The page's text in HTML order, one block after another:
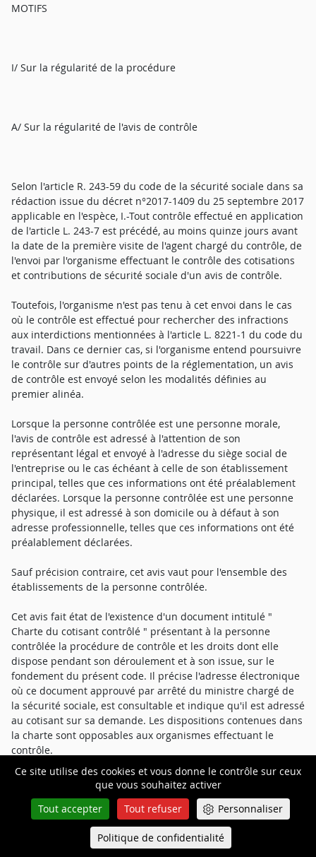
Ce site utilise des cookies et vous donne le contrôle sur ceux
que vous souhaitez activer
Tout accepter
Tout refuser Personnaliser
Politique de confidentialité
MOTIFS
I/ Sur la régularité de la procédure
A/ Sur la régularité de l'avis de contrôle
Selon l'article R. 243-59 du code de la sécurité sociale dans sa
rédaction issue du décret n°2017-1409 du 25 septembre 2017
applicable en l'espèce, I.-Tout contrôle effectué en application
de l'article L. 243-7 est précédé, au moins quinze jours avant
la date de la première visite de l'agent chargé du contrôle, de
l'envoi par l'organisme effectuant le contrôle des cotisations
et contributions de sécurité sociale d'un avis de contrôle.
Toutefois, l'organisme n'est pas tenu à cet envoi dans le cas
où le contrôle est effectué pour rechercher des infractions
aux interdictions mentionnées à l'article L. 8221-1 du code du
travail. Dans ce dernier cas, si l'organisme entend poursuivre
le contrôle sur d'autres points de la réglementation, un avis
de contrôle est envoyé selon les modalités définies au
premier alinéa.
Lorsque la personne contrôlée est une personne morale,
l'avis de contrôle est adressé à l'attention de son
représentant légal et envoyé à l'adresse du siège social de
l'entreprise ou le cas échéant à celle de son établissement
principal, telles que ces informations ont été préalablement
déclarées. Lorsque la personne contrôlée est une personne
physique, il est adressé à son domicile ou à défaut à son
adresse professionnelle, telles que ces informations ont été
préalablement déclarées.
Sauf précision contraire, cet avis vaut pour l'ensemble des
établissements de la personne contrôlée.
Cet avis fait état de l'existence d'un document intitulé "
Charte du cotisant contrôlé " présentant à la personne
contrôlée la procédure de contrôle et les droits dont elle
dispose pendant son déroulement et à son issue, sur le
fondement du présent code. Il précise l'adresse électronique
où ce document approuvé par arrêté du ministre chargé de
la sécurité sociale, est consultable et indique qu'il est adressé
au cotisant sur sa demande. Les dispositions contenues dans
la charte sont opposables aux organismes effectuant le
contrôle.
II.-La personne contrôlée a le droit pendant le contrôle de se
faire assister du conseil de son choix. Il est fait mention de ce
droit dans l'avis prévu aux précédents alinéas.
Queue-Fair